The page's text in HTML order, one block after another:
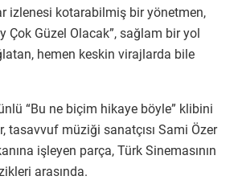
izlenesi kotarabilmiş bir yönetmen,
Çok Güzel Olacak”, sağlam bir yol
hemen keskin virajlarda bile
“Bu ne biçim hikaye böyle” klibini
tasavvuf müziği sanatçısı Sami Özer
işleyen parça, Türk Sinemasının
arasında.